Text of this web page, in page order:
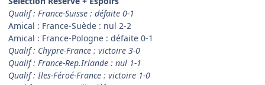
Qualif : France-Suisse : défaite 0-1
Amical : France-Suède : nul 2-2
Amical : France-Pologne : défaite 0-1
Qualif : Chypre-France : victoire 3-0
Qualif : France-Rep.Irlande : nul 1-1
Qualif : Iles-Féroé-France : victoire 1-0